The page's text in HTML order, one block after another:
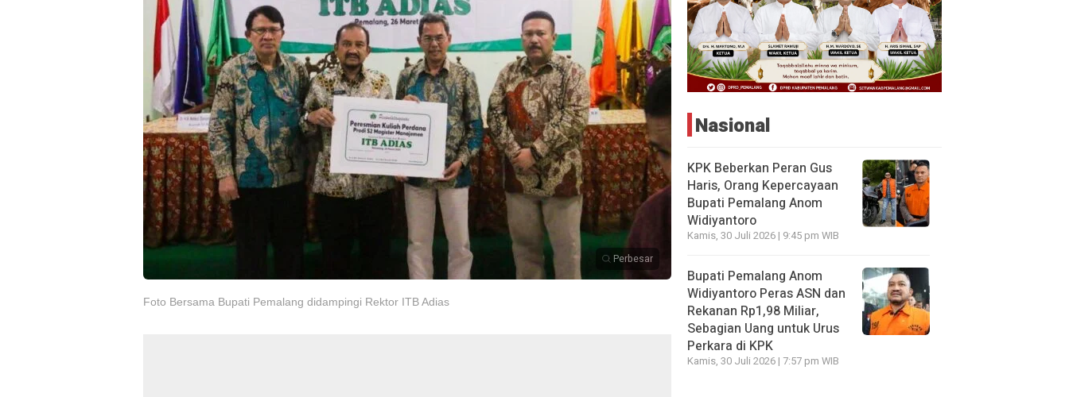
Perbesar
Foto Bersama Bupati Pemalang didampingi Rektor ITB Adias
Nasional
KPK Beberkan Peran Gus
Haris, Orang Kepercayaan
Bupati Pemalang Anom
Widiyantoro
Kamis, 30 Juli 2026 | 9:45 pm WIB
Bupati Pemalang Anom
Widiyantoro Peras ASN dan
Rekanan Rp1,98 Miliar,
Sebagian Uang untuk Urus
Perkara di KPK
Kamis, 30 Juli 2026 | 7:57 pm WIB